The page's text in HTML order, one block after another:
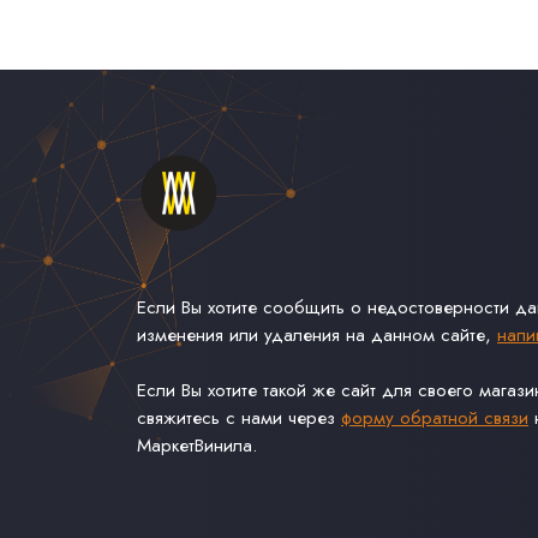
Если Вы хотите сообщить о недостоверности
изменения или удаления на данном сайте,
Если Вы хотите такой же сайт для своего
свяжитесь с нами через форму обратной связи
МаркетВинила.